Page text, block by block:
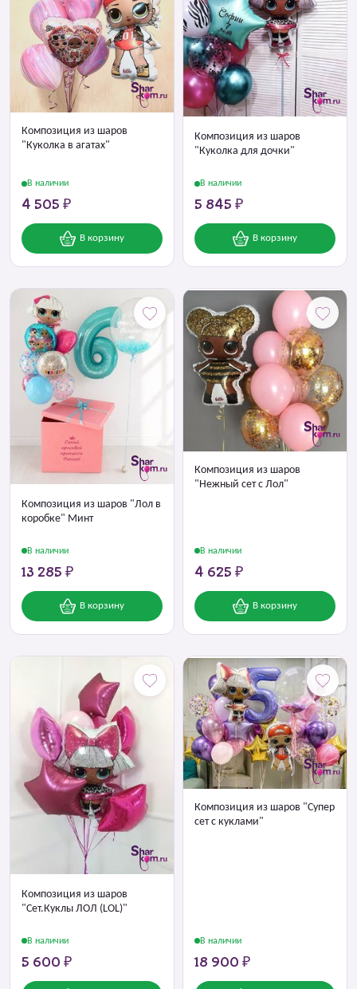
Композиция из шаров
"Куколка в агатах"
В наличии
4 505 ₽
В корзину
Композиция из шаров
"Куколка для дочки"
В наличии
5 845 ₽
В корзину
Композиция из шаров "Лол в
коробке" Минт
В наличии
13 285 ₽
В корзину
Композиция из шаров
"Нежный сет с Лол"
В наличии
4 625 ₽
В корзину
Композиция из шаров
"Сет.Куклы ЛОЛ (LOL)"
В наличии
5 600 ₽
Композиция из шаров "Супер
сет с куклами"
В наличии
18 900 ₽